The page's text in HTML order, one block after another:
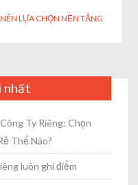
LỰA CHỌN NỀN TẢNG
nhất
Ty Riêng: Chọn
Thế Nào?
luôn ghi điểm